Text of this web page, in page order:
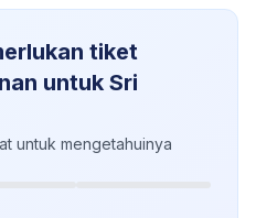
tiket
untuk Sri
untuk mengetahuinya